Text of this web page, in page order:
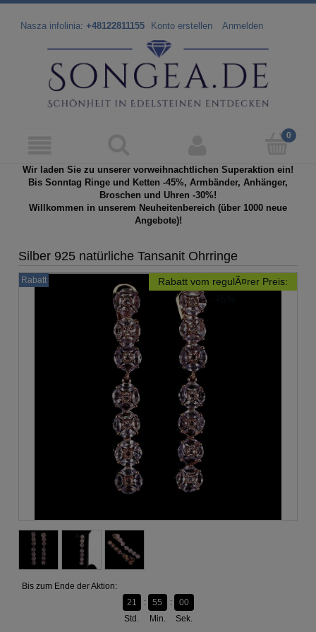
Nasza infolinia: +48122811155 Konto erstellen Anmelden
Wir laden Sie zu unserer vorweihnachtlichen Superaktion ein!
Bis Sonntag Ringe und Ketten -45%, Armbänder, Anhänger,
Broschen und Uhren -30%!
Willkommen in unserem Neuheitenbereich (über 1000 neue
Angebote)!
Silber 925 natürliche Tansanit Ohrringe
Rabatt
Rabatt vom regulÃ¤rer Preis:
Bis zum Ende der Aktion:
21
Std.
54
Min.
59
Sek.